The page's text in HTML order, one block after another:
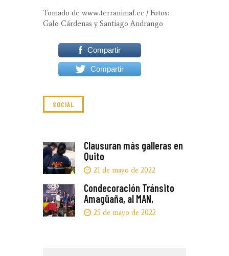
Tomado de www.terranimal.ec / Fotos:
Galo Cárdenas y Santiago Andrango
Compartir
Compartir
SOCIAL
NAVEGACIÓN
DE
ENTRADAS
Previous
post:
Clausuran más galleras en
Quito
21 de mayo de 2022
Next
post:
Condecoración Tránsito
Amagüaña, al MAN.
25 de mayo de 2022